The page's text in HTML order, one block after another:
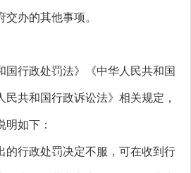
交办的其他事项。
国行政处罚法》《中华人民共和国
共和国行政诉讼法》相关规定，
如下：
的行政处罚决定不服，可在收到行